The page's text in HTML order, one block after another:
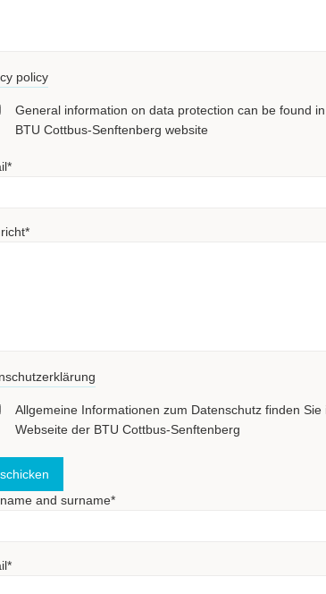
policy
General information on data protection can be found
BTU Cottbus-Senftenberg website
*
*
Allgemeine Informationen zum Datenschutz finden Sie
Webseite der BTU Cottbus-Senftenberg
and surname*
*